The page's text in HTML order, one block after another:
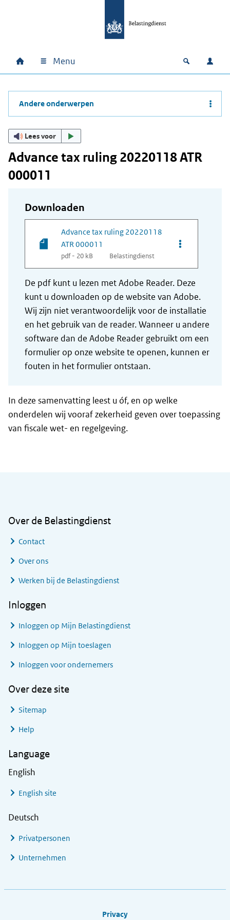
Hoofdnavigatie
Home Menu Open
Andere onderwerpen
Lees voor
Advance tax ruling 20220118 ATR
000011
Downloaden
Advance tax ruling 20220118
ATR 000011
pdf - 20 kB Belastingdienst
Opties van
De pdf kunt u lezen met Adobe Reader. Deze
kunt u downloaden op de website van Adobe.
Wij zijn niet verantwoordelijk voor de installatie
en het gebruik van de reader. Wanneer u andere
software dan de Adobe Reader gebruikt om een
formulier op onze website te openen, kunnen er
fouten in het formulier ontstaan.
In deze samenvatting leest u óf, en op welke
onderdelen wij vooraf zekerheid geven over toepassing
van fiscale wet- en regelgeving.
Over de Belastingdienst
Contact
Over ons
Werken bij de Belastingdienst
Inloggen
Inloggen op Mijn Belastingdienst
Inloggen op Mijn toeslagen
Inloggen voor ondernemers
Over deze site
Sitemap
Help
Language
English
English site
Deutsch
Privatpersonen
Unternehmen
Privacy